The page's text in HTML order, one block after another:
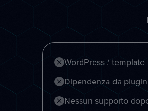
WordPress / template
Dipendenza da
Nessun supporto